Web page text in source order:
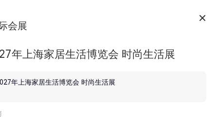
会展
年上海家居生活博览会 时尚生活展
年上海家居生活博览会 时尚生活展